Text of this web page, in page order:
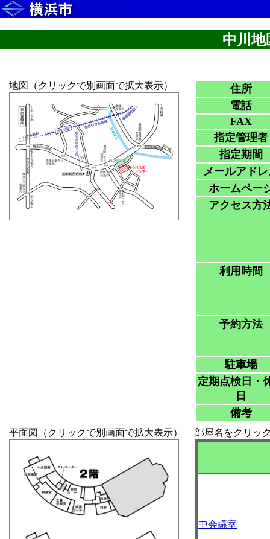
中川
地図（クリックで別画面で拡大表示）
住所
電話
FAX
指定管理者
指定期間
メールアド
ホームペー
アクセス方
利用時間
予約方法
駐車場
定期点検日・
日
備考
平面図（クリックで別画面で拡大表示） 部屋名をクリッ
中会議室